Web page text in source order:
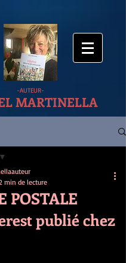
-AUTEUR-
MARTINELLA
POSTALE
publié chez
min de lecture
sur 5.